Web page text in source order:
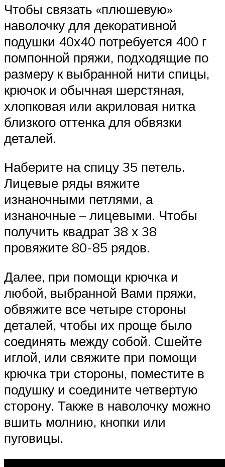
Чтобы связать «плюшевую»
наволочку для декоративной
подушки 40х40 потребуется 400 г
помпонной пряжи, подходящие по
размеру к выбранной нити спицы,
крючок и обычная шерстяная,
хлопковая или акриловая нитка
близкого оттенка для обвязки
деталей.
Наберите на спицу 35 петель.
Лицевые ряды вяжите
изнаночными петлями, а
изнаночные – лицевыми. Чтобы
получить квадрат 38 х 38
провяжите 80-85 рядов.
Далее, при помощи крючка и
любой, выбранной Вами пряжи,
обвяжите все четыре стороны
деталей, чтобы их проще было
соединять между собой. Сшейте
иглой, или свяжите при помощи
крючка три стороны, поместите в
подушку и соедините четвертую
сторону. Также в наволочку можно
вшить молнию, кнопки или
пуговицы.